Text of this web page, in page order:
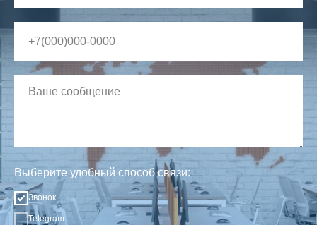
Выберите удобный способ связи:
Звонок
Telegram